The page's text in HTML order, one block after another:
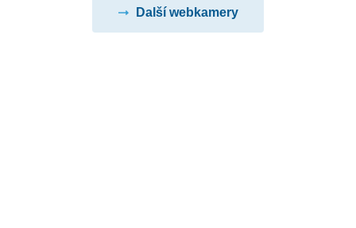
Další webkamery